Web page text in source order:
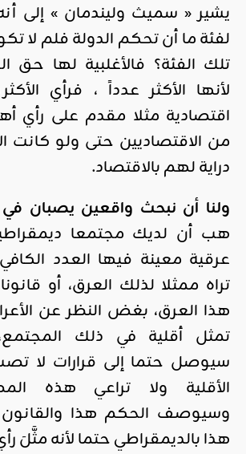
يشير « سميث وليندمان » إلى
لفئة ما أن تحكم الدولة فلم لا
تلك الفئة؟ فالأغلبية لها حق
لأنها الأكثر عدداً ، فرأي
اقتصادية مثلا مقدم على رأي
من الاقتصاديين حتى ولو كانت
دراية لهم بالاقتصاد.
ولنا أن نبحث واقعين يصبان في
هب أن لديك مجتمعا
عرقية معينة فيها العدد
تراه ممثلا لذلك العرق، أو
هذا العرق، بغض النظر عن
تمثل أقلية في ذلك
سيوصل حتما إلى قرارات لا
الأقلية ولا تراعي هذه
وسيوصف الحكم هذا والقانون
هذا بالديمقراطي حتما لأنه مثَّلَ